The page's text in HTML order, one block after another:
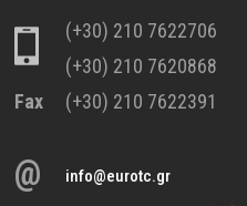
(+30) 210 7622706
(+30) 210 7620868
Fax
(+30) 210 7622391
@ info@eurotc.gr